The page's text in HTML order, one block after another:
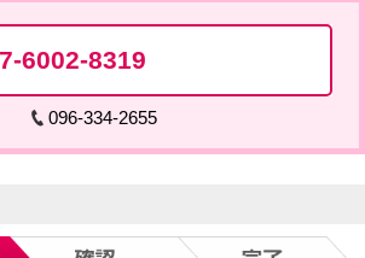
6002-8319
096-334-2655